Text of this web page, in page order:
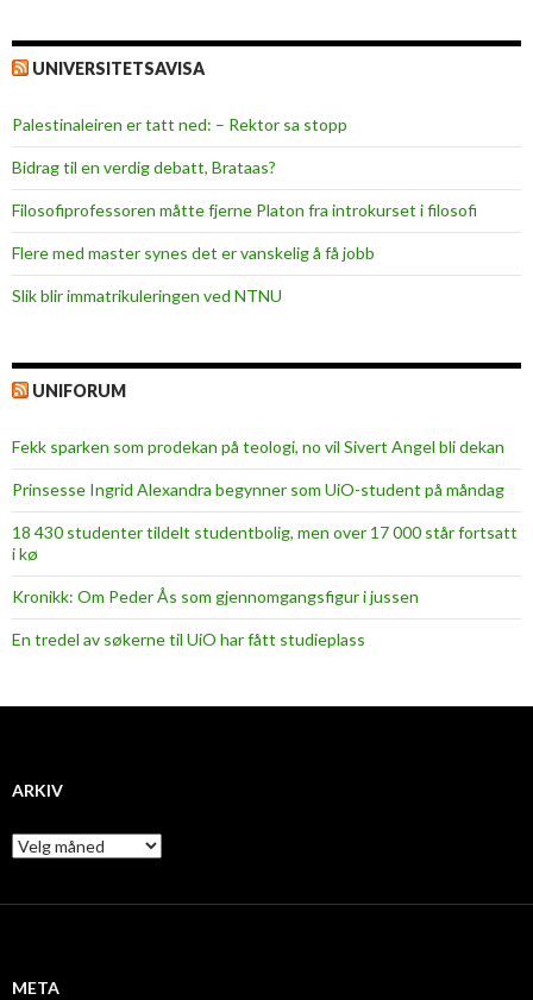
UNIVERSITETSAVISA
Palestinaleiren er tatt ned: – Rektor sa stopp
Bidrag til en verdig debatt, Brataas?
Filosofiprofessoren måtte fjerne Platon fra introkurset i filosofi
Flere med master synes det er vanskelig å få jobb
Slik blir immatrikuleringen ved NTNU
UNIFORUM
Fekk sparken som prodekan på teologi, no vil Sivert Angel bli dekan
Prinsesse Ingrid Alexandra begynner som UiO-student på måndag
18 430 studenter tildelt studentbolig, men over 17 000 står fortsatt
i kø
Kronikk: Om Peder Ås som gjennomgangsfigur i jussen
En tredel av søkerne til UiO har fått studieplass
ARKIV
A
r
i
META